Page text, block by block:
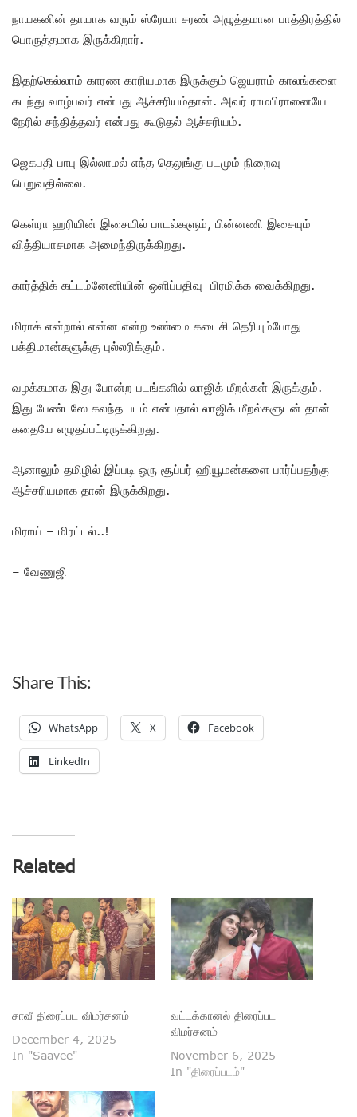
நாயகனின் தாயாக வரும் ஸ்ரேயா சரண் அழுத்தமான பாத்திரத்தில்
பொருத்தமாக இருக்கிறார்.
இதற்கெல்லாம் காரண காரியமாக இருக்கும் ஜெயராம் காலங்களை
கடந்து வாழ்பவர் என்பது ஆச்சரியம்தான். அவர் ராமபிரானையே
நேரில் சந்தித்தவர் என்பது கூடுதல் ஆச்சரியம்.
ஜெகபதி பாபு இல்லாமல் எந்த தெலுங்கு படமும் நிறைவு
பெறுவதில்லை.
கெள்ரா ஹரியின் இசையில் பாடல்களும், பின்னணி இசையும்
வித்தியாசமாக அமைந்திருக்கிறது.
கார்த்திக் கட்டம்னேனியின் ஒளிப்பதிவு பிரமிக்க வைக்கிறது.
மிராக் என்றால் என்ன என்ற உண்மை கடைசி தெரியும்போது
பக்திமான்களுக்கு புல்லரிக்கும்.
வழக்கமாக இது போன்ற படங்களில் லாஜிக் மீறல்கள் இருக்கும்.
இது பேண்டஸே கலந்த படம் என்பதால் லாஜிக் மீறல்களுடன் தான்
கதையே எழுதப்பட்டிருக்கிறது.
ஆனாலும் தமிழில் இப்படி ஒரு சூப்பர் ஹியூமன்களை பார்ப்பதற்கு
ஆச்சரியமாக தான் இருக்கிறது.
மிராய் – மிரட்டல்..!
– வேணுஜி
Share This:
WhatsApp X Facebook
LinkedIn
Related
சாவீ திரைப்பட விமர்சனம்
December 4, 2025
In "Saavee"
வட்டக்கானல் திரைப்பட
விமர்சனம்
November 6, 2025
In "திரைப்படம்"